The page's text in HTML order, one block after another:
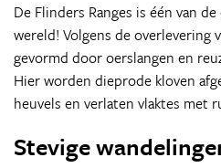
De Flinders Ranges is één van
wereld! Volgens de overlevering
gevormd door oerslangen en
Hier worden dieprode kloven
heuvels en verlaten vlaktes met
Stevige